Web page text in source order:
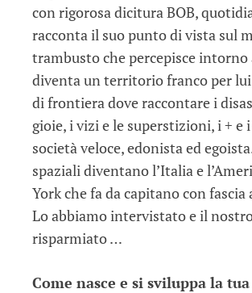
con rigorosa dicitura BOB,
racconta il suo punto di vista sul
trambusto che percepisce intorno
diventa un territorio franco per
di frontiera dove raccontare i
gioie, i vizi e le superstizioni, i + e
società veloce, edonista ed
spaziali diventano l’Italia e
York che fa da capitano con fascia
Lo abbiamo intervistato e il
risparmiato …
Come nasce e si sviluppa la tua